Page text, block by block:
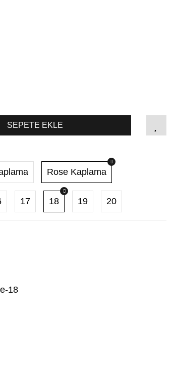
SEPETE EKLE
Rose Kaplama
17 18 19 20
18